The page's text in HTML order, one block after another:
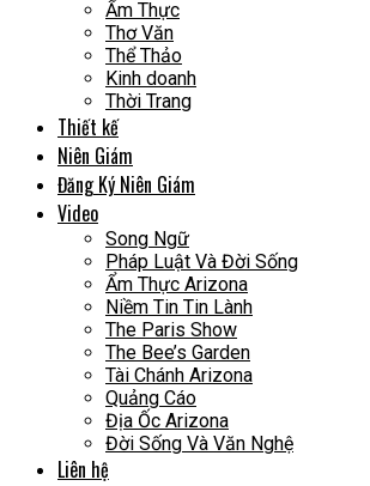
Ẩm Thực
Thơ Văn
Thể Thảo
Kinh doanh
Thời Trang
Thiết kế
Niên Giám
Đăng Ký Niên Giám
Video
Song Ngữ
Pháp Luật Và Đời Sống
Ẩm Thực Arizona
Niềm Tin Tin Lành
The Paris Show
The Bee’s Garden
Tài Chánh Arizona
Quảng Cáo
Địa Ốc Arizona
Đời Sống Và Văn Nghệ
Liên hệ